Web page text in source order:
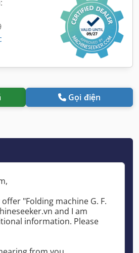
Gọi điện